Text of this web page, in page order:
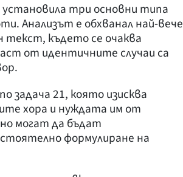
три основни типа
Анализът е обхванал най-вече
текст, където се очаква
от идентичните случаи са
задача 21, която изисква
хора и нуждата им от
могат да бъдат
формулиране на